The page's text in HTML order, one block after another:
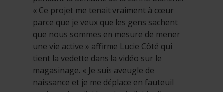
« Ce projet me tenait vraiment à cœur
parce que je veux que les gens sachent
que nous sommes en mesure de mener
une vie active » affirme Lucie Côté qui
tient la vedette dans la vidéo sur le
magasinage. « Je suis aveugle de
naissance et je me déplace en fauteuil